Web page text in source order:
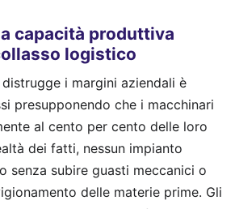
capacità produttiva
logistico
i margini aziendali è
presupponendo che i macchinari
al cento per cento delle loro
dei fatti, nessun impianto
senza subire guasti meccanici o
delle materie prime. Gli